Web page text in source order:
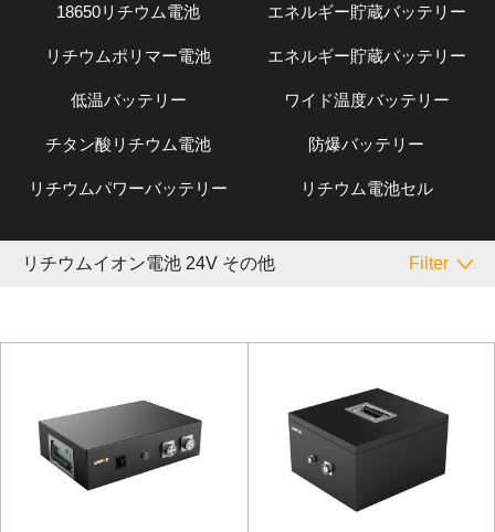
18650リチウム電池 エネルギー貯蔵バッテリー
リチウムポリマー電池 エネルギー貯蔵バッテリー
低温バッテリー ワイド温度バッテリー
チタン酸リチウム電池 防爆バッテリー
リチウムパワーバッテリー リチウム電池セル
リチウムイオン電池 24V その他 Filter